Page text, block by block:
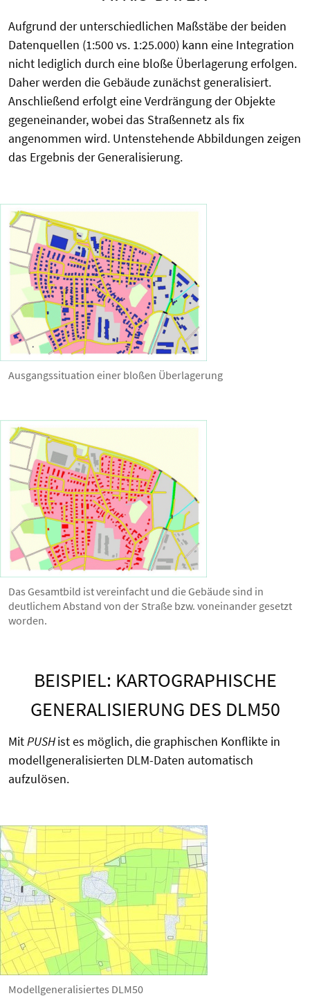
Aufgrund der unterschiedlichen Maßstäbe der beiden
Datenquellen (1:500 vs. 1:25.000) kann eine Integration
nicht lediglich durch eine bloße Überlagerung erfolgen.
Daher werden die Gebäude zunächst generalisiert.
Anschließend erfolgt eine Verdrängung der Objekte
gegeneinander, wobei das Straßennetz als fix
angenommen wird. Untenstehende Abbildungen zeigen
das Ergebnis der Generalisierung.
Ausgangssituation einer bloßen Überlagerung
Das Gesamtbild ist vereinfacht und die Gebäude sind in
deutlichem Abstand von der Straße bzw. voneinander gesetzt
worden.
BEISPIEL: KARTOGRAPHISCHE
GENERALISIERUNG DES DLM50
MitPUSHist es möglich, die graphischen Konflikte in
modellgeneralisierten DLM-Daten automatisch
aufzulösen.
Modellgeneralisiertes DLM50